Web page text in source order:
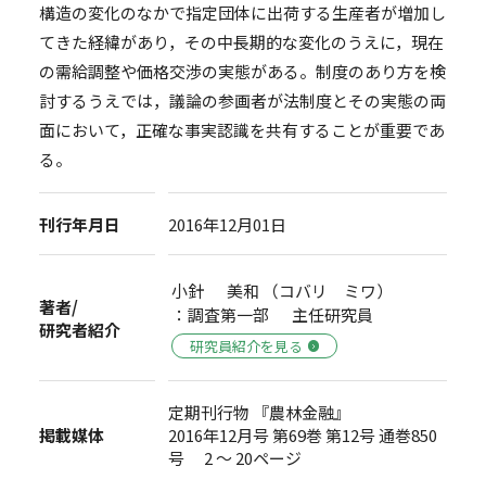
構造の変化のなかで指定団体に出荷する生産者が増加し
てきた経緯があり，その中長期的な変化のうえに，現在
の需給調整や価格交渉の実態がある。制度のあり方を検
討するうえでは，議論の参画者が法制度とその実態の両
面において，正確な事実認識を共有することが重要であ
る。
刊行年月日 2016年12月01日
著者/
研究者紹介
小針 美和 （コバリ ミワ）
：調査第一部 主任研究員
研究員紹介を見る
掲載媒体
定期刊行物 『農林金融』
2016年12月号 第69巻 第12号 通巻850
号 2 ～ 20ページ